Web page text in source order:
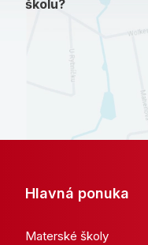
školu?
Hlavná ponuka
Materské školy